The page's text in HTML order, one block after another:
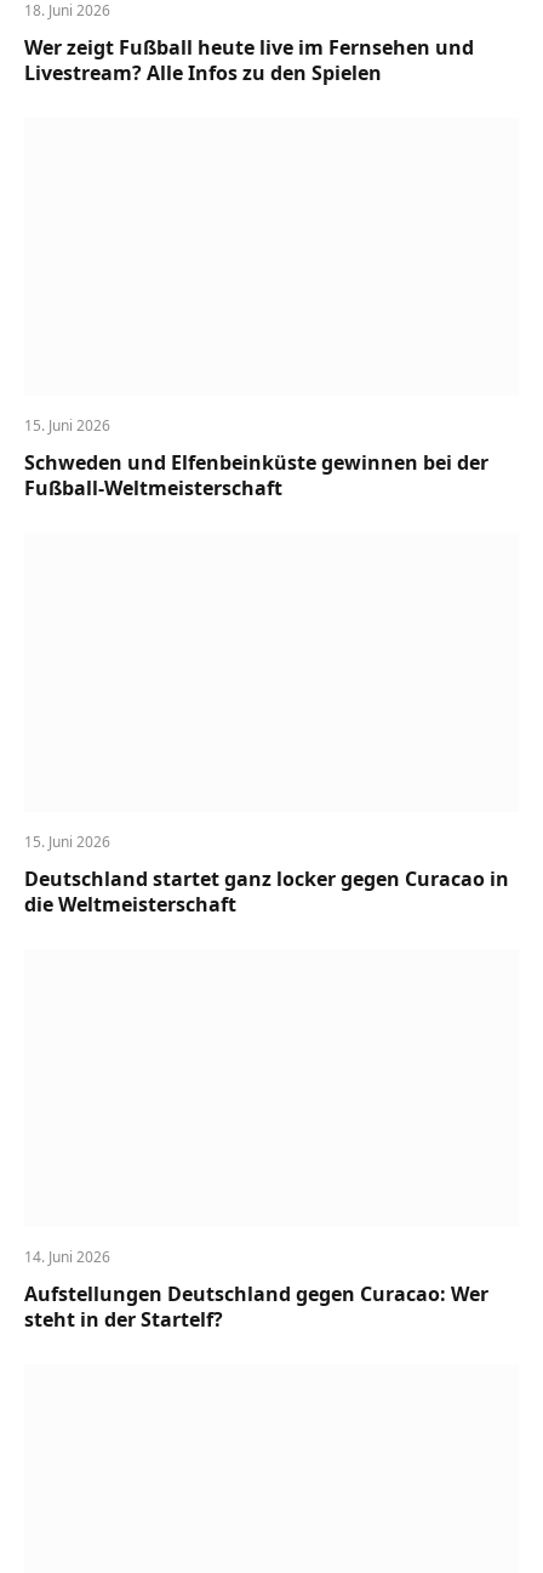
18. Juni 2026
Wer zeigt Fußball heute live im Fernsehen und
Livestream? Alle Infos zu den Spielen
15. Juni 2026
Schweden und Elfenbeinküste gewinnen bei der
Fußball-Weltmeisterschaft
15. Juni 2026
Deutschland startet ganz locker gegen Curacao in
die Weltmeisterschaft
14. Juni 2026
Aufstellungen Deutschland gegen Curacao: Wer
steht in der Startelf?